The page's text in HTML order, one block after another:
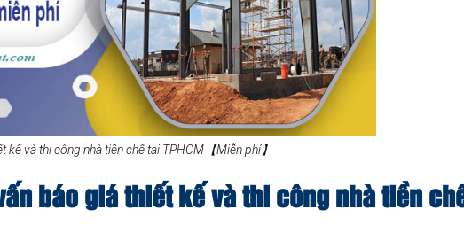
kế và thi công nhà tiền chế tại TPHCM【Miễn phí】
báo giá thiết kế và thi công nhà tiền